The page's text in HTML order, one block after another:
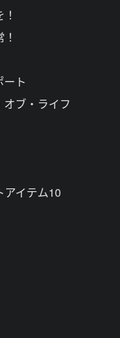
ート
ブ・ライフ
アイテム10